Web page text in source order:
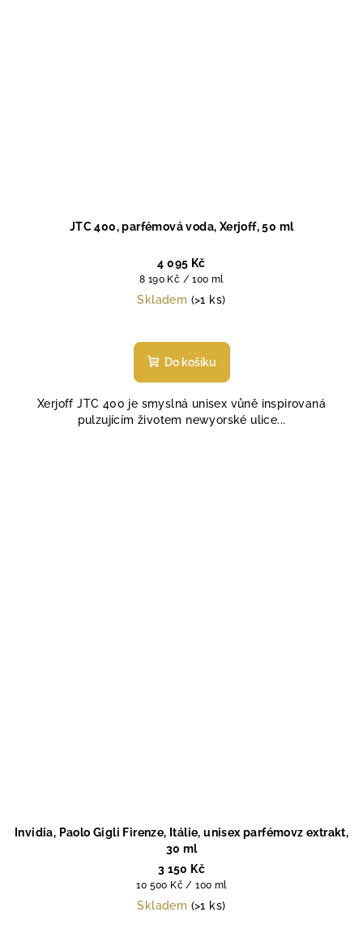
JTC 400, parfémová voda, Xerjoff, 50 ml
4 095 Kč
Měrná
cena:
8 190 Kč / 100 ml
Skladem (>1 ks)
hodnocení
produktu
z
5
Do košíku
Xerjoff JTC 400 je smyslná unisex vůně inspirovaná
pulzujícím životem newyorské ulice...
Invidia, Paolo Gigli Firenze, Itálie, unisex parfémovz extrakt,
30 ml
3 150 Kč
Měrná
cena:
10 500 Kč / 100 ml
Skladem (>1 ks)